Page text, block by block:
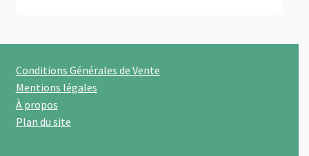
Conditions Générales de Vente
Mentions légales
À propos
Plan du site